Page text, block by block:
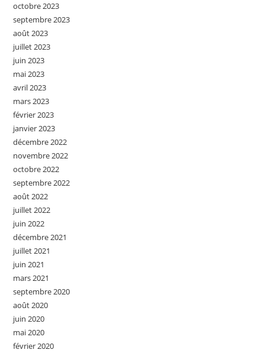
octobre 2023
septembre 2023
août 2023
juillet 2023
juin 2023
mai 2023
avril 2023
mars 2023
février 2023
janvier 2023
décembre 2022
novembre 2022
octobre 2022
septembre 2022
août 2022
juillet 2022
juin 2022
décembre 2021
juillet 2021
juin 2021
mars 2021
septembre 2020
août 2020
juin 2020
mai 2020
février 2020